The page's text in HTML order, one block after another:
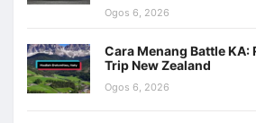
Ogos 6, 2026
Cara Menang Battle KA:
Trip New Zealand
Ogos 6, 2026